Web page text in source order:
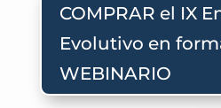
COMPRAR el IX
Evolutivo en
WEBINARIO